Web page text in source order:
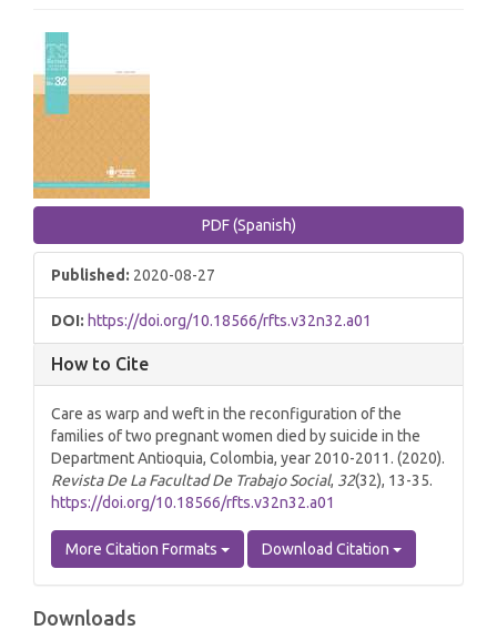
Article
Sidebar
PDF (Spanish)
Published: 2020-08-27
DOI: https://doi.org/10.18566/rfts.v32n32.a01
How to Cite
Care as warp and weft in the reconfiguration of the
families of two pregnant women died by suicide in the
Department Antioquia, Colombia, year 2010-2011. (2020).
Revista De La Facultad De Trabajo Social, 32(32), 13-35.
https://doi.org/10.18566/rfts.v32n32.a01
More Citation Formats Download Citation
Downloads